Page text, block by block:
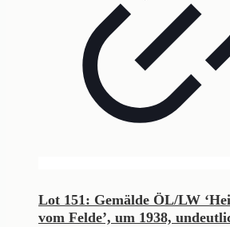
Lot 151: Gemälde ÖL/LW
vom Felde’, um 1938,